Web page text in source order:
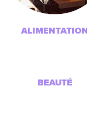
BEAUTÉ